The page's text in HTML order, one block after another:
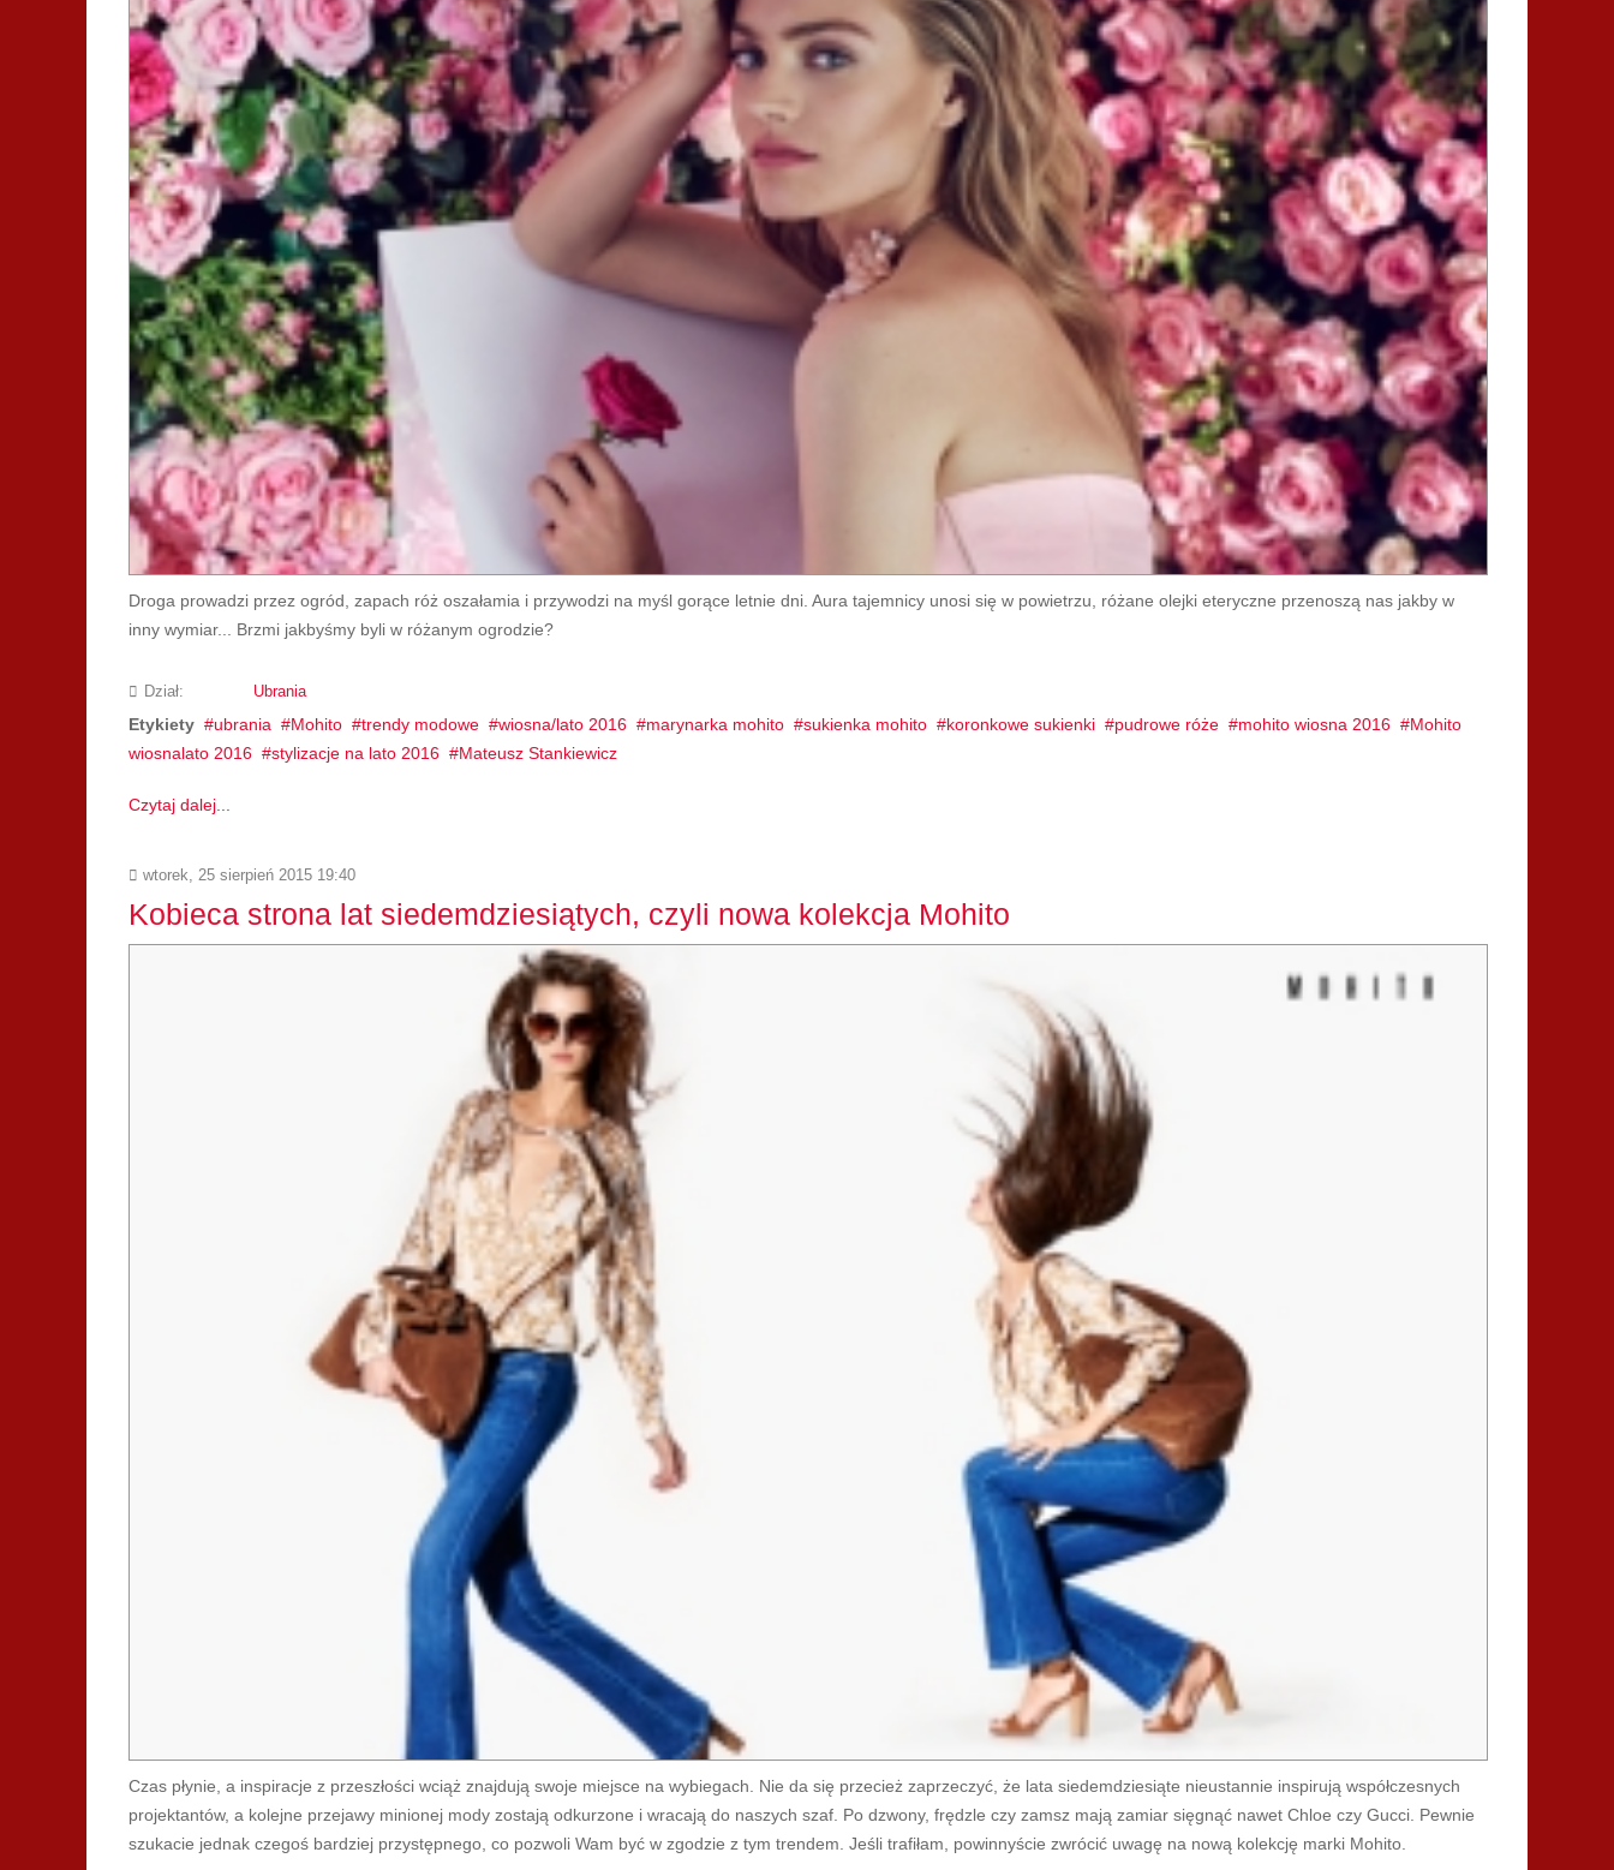
Droga prowadzi przez ogród, zapach róż oszałamia i przywodzi na myśl gorące letnie dni. Aura tajemnicy unosi się w powietrzu, różane olejki eteryczne przenoszą nas jakby w
inny wymiar... Brzmi jakbyśmy byli w różanym ogrodzie?
Dział: Ubrania
Etykiety ubrania Mohito trendy modowe wiosna/lato 2016 marynarka mohito sukienka mohito koronkowe sukienki pudrowe róże mohito wiosna 2016
Mohito
wiosnalato 2016
stylizacje na lato 2016 Mateusz Stankiewicz
Czytaj dalej...
wtorek, 25 sierpień 2015 19:40
Kobieca strona lat siedemdziesiątych, czyli nowa kolekcja Mohito
Czas płynie, a inspiracje z przeszłości wciąż znajdują swoje miejsce na wybiegach. Nie da się przecież zaprzeczyć, że lata siedemdziesiąte nieustannie inspirują współczesnych
projektantów, a kolejne przejawy minionej mody zostają odkurzone i wracają do naszych szaf. Po dzwony, frędzle czy zamsz mają zamiar sięgnąć nawet Chloe czy Gucci. Pewnie
szukacie jednak czegoś bardziej przystępnego, co pozwoli Wam być w zgodzie z tym trendem. Jeśli trafiłam, powinnyście zwrócić uwagę na nową kolekcję marki Mohito.